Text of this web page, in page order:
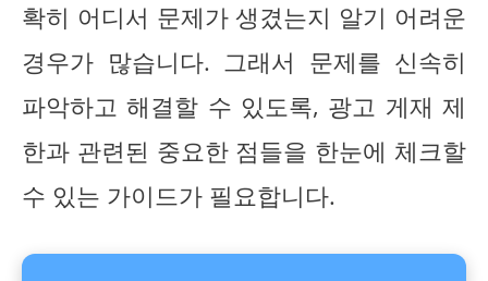
확히 어디서 문제가 생겼는지 알기 어려운
경우가 많습니다. 그래서 문제를 신속히
파악하고 해결할 수 있도록, 광고 게재 제
한과 관련된 중요한 점들을 한눈에 체크할
수 있는 가이드가 필요합니다.